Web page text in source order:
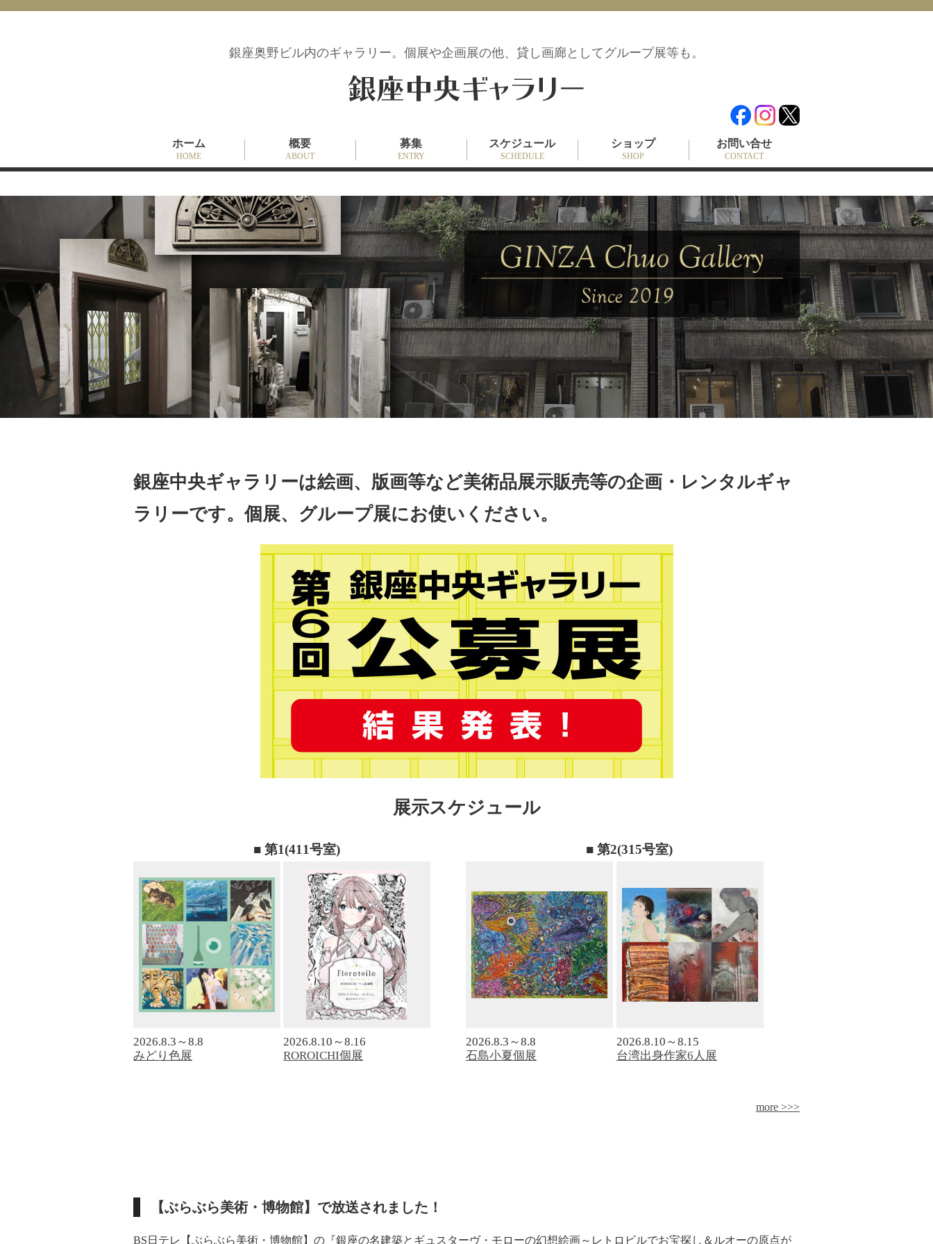
銀座奥野ビル内のギャラリー。 個展や企画展の他、貸し画廊としてグループ展等も。
ホーム
HOME
概要
ABOUT
募集
ENTRY
スケジュール
SCHEDULE
ショップ
SHOP
お問い合せ
CONTACT
銀座中央ギャラリーは絵画、版画等など美術品展示販売等の企画・レンタルギャ
ラリーです。個展、グループ展にお使いください。
展示スケジュール
■ 第1(411号室) ■ 第2(315号室)
2026.8.3～8.8
みどり色展
2026.8.10～8.16
ROROICHI個展
2026.8.3～8.8
石島小夏個展
2026.8.10～8.15
台湾出身作家6人展
more >>>
【ぶらぶら美術・博物館】で放送されました！
BS日テレ【ぶらぶら美術・博物館】の『銀座の名建築とギュスターヴ・モローの幻想絵画～レトロビルでお宝探し＆ルオーの原点が